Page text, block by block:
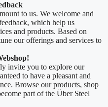
to us. We welcome and
which help us
and products. Based on
our offerings and services to
invite you to explore our
to have a pleasant and
Browse our products, shop
part of the Über Steel